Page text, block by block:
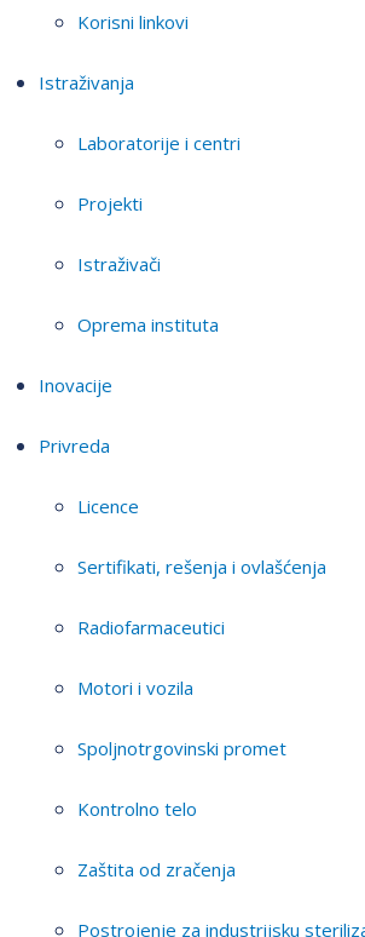
Korisni linkovi
Istraživanja
Laboratorije i centri
Projekti
Istraživači
Oprema instituta
Inovacije
Privreda
Licence
Sertifikati, rešenja i ovlašćenja
Radiofarmaceutici
Motori i vozila
Spoljnotrgovinski promet
Kontrolno telo
Zaštita od zračenja
Postrojenje za industrijsku